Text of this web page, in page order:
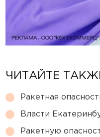
ЧИТАЙТЕ
Ракетная
Власти
Ракетную